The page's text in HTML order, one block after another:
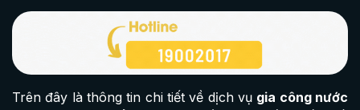
Trên đây là thông tin chi tiết về dịch vụ gia công nước